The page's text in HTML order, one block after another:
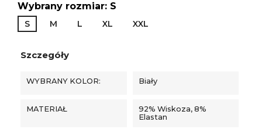
Wybrany rozmiar: S
S M L XL XXL
Szczegóły
WYBRANY KOLOR: Biały
MATERIAŁ
92% Wiskoza, 8%
Elastan